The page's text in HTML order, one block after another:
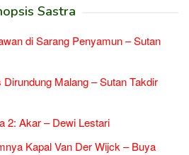
Sastra
di Sarang Penyamun – Sutan
Malang – Sutan Takdir
2: Akar – Dewi Lestari
Kapal Van Der Wijck – Buya